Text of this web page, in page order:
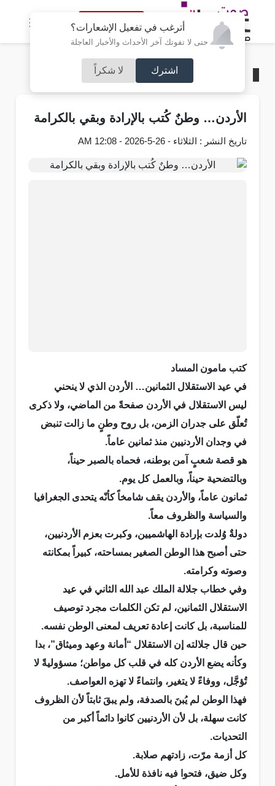
أترغب في تفعيل الإشعارات؟
حتى لا تفوتك آخر الأحداث والأخبار العاجلة
اشترك لا شكراً
النسخة الكاملة
آراء و مقالات
الأردن… وطنٌ كُتب بالإرادة وبقي بالكرامة
تاريخ النشر : الثلاثاء - 26-5-2026 - 12:08 AM
كتب مامون المساد
في عيد الاستقلال الثمانين… الأردن الذي لا ينحني
ليس الاستقلال في الأردن صفحةً من الماضي، ولا ذكرى
تُعلّق على جدران الزمن، بل روح وطنٍ ما زالت تنبض
في وجدان الأردنيين منذ ثمانين عاماً.
هو قصة شعبٍ آمن بوطنه، فحماه بالصبر حيناً،
وبالتضحية حيناً، وبالعمل كل يوم.
ثمانون عاماً، والأردن يقف شامخاً كأنّه يتحدى الجغرافيا
والسياسة والظروف معاً.
دولةٌ وُلدت بإرادة الهاشميين، وكبرت بعزم الأردنيين،
حتى أصبح هذا الوطن الصغير بمساحته، كبيراً بمكانته
وصوته وكرامته.
وفي خطاب جلالة الملك عبد الله الثاني في عيد
الاستقلال الثمانين، لم تكن الكلمات مجرد توصيف
للمناسبة، بل كانت إعادة تعريف لمعنى الوطن نفسه.
حين قال جلالته إن الاستقلال “أمانة وعهد وميثاق”، بدا
وكأنه يضع الأردن كله في قلب كل مواطن؛ مسؤوليةً لا
تُؤجَّل، ووفاءً لا يتغير، وانتماءً لا تهزه العواصف.
فهذا الوطن لم يُبنَ بالصدفة، ولم يبقَ ثابتاً لأن الظروف
كانت سهلة، بل لأن الأردنيين كانوا دائماً أكبر من
التحديات.
كل أزمة مرّت، زادتهم صلابة.
وكل ضيق، فتحوا فيه نافذة للأمل.